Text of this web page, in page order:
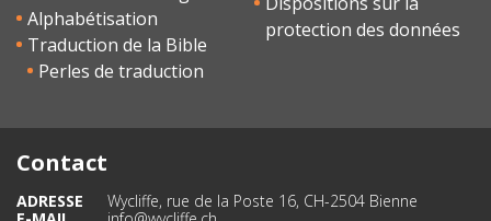
Alphabétisation
Traduction de la Bible
Perles de traduction
protection des données
Contact
ADRESSE
Wycliffe, rue de la Poste 16, CH-2504 Bienne